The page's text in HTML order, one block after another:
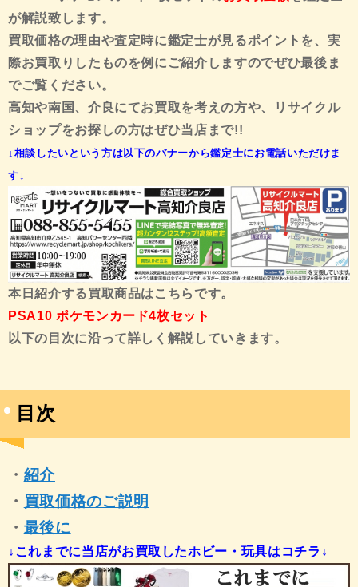
が解説致します。
買取価格の理由や査定時に鑑定士が見るポイントを、実
際お買取りしたものを例にご紹介しますのでぜひ最後ま
でご覧ください。
高知や南国、介良にてお買取を考えの方や、リサイクル
ショップをお探しの方はぜひ当店まで!!
↓相談したいという方は以下のバナーから鑑定士にお電話いただけま
す↓
本日紹介する買取商品はこちらです。
PSA10 ポケモンカード4枚セット
以下の目次に沿って詳しく解説していきます。
目次
・ 紹介
・ 買取価格のご説明
・ 最後に
↓これまでに当店がお買取したホビー・玩具はコチラ↓